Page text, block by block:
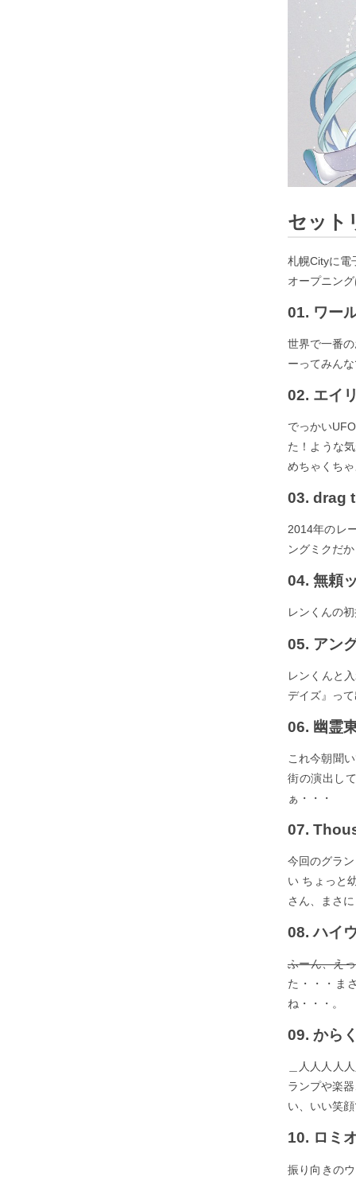
セット
札幌Cityに電
オープニン
01. ワー
世界で一番
ーってみん
02. エイ
でっかい
た！ような
めちゃくち
03. drag
2014年のレ
ングミクだ
04. 無頼
レンくんの
05. アン
レンくんと
デイズ』っ
06. 幽霊
これ今朝聞
街の演出し
ぁ・・・
07.
今回のグラ
い ちょっと
さん、まさ
08. ハイ
ふーん、え
た・・・ま
ね・・・。
09. から
＿人人人人
ランプや楽
い、いい笑
10. ロミ
振り向きの